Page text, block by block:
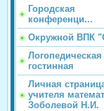
Городская
конференци...
Окружной ВПК
Логопедическая
гостинная
Личная
учителя
Зоболевой Н.И.